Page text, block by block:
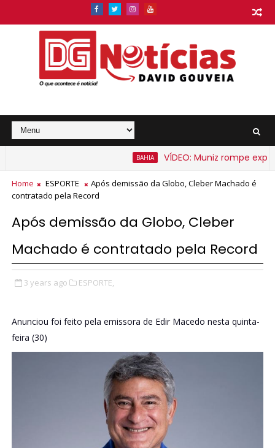
BAHIA VÍDEO: Muniz rompe
Home ESPORTE
Após demissão da Globo, Cleber Machado é
contratado pela Record
Após demissão da Globo, Cleber
Machado é contratado pela Record
3 years ago ESPORTE,
Anunciou foi feito pela emissora de Edir Macedo nesta quinta-
feira (30)